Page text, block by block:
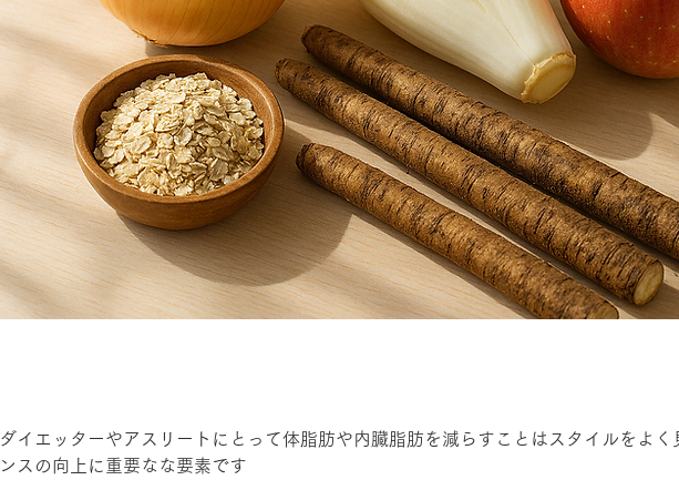
ダイエッターやアスリートにとって体脂肪や内臓脂肪を減らすことはスタイルをよく
ンスの向上に重要なな要素です